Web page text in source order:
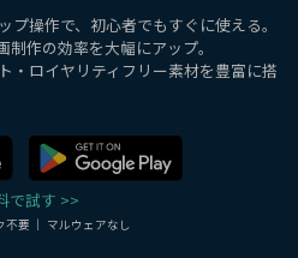
ログイン
プ操作で、初心者でもすぐに使える。
作の効率を大幅にアップ。
・ロイヤリティフリー素材を豊富に搭
で試す >>
要 ｜ マルウェアなし